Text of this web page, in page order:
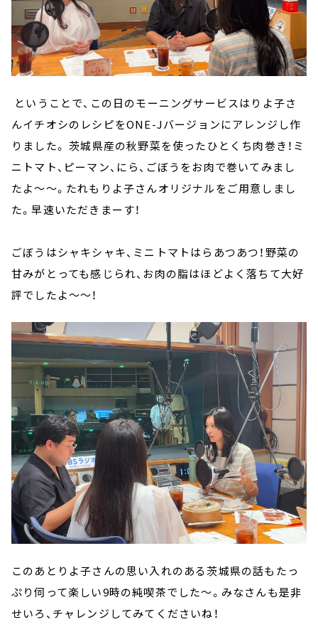
ということで、この日のモーニングサービスはりよ子さ
んイチオシのレシピをONE-Jバージョンにアレンジし作
りました。 茨城県産の秋野菜を使ったひとくち肉巻き！ミ
ニトマト、ピーマン、にら、ごぼうをお肉で巻いてみまし
たよ～～。たれもりよ子さんオリジナルをご用意しまし
た。早速いただきまーす！
ごぼうはシャキシャキ、ミニトマトはらあつあつ！野菜の
甘みがとっても感じられ、お肉の脂はほどよく落ちて大好
評でしたよ～～！
このあとりよ子さんの思い入れのある茨城県の話もたっ
ぷり伺って楽しい9時の純喫茶でした～。みなさんも是非
せいろ、チャレンジしてみてくださいね！